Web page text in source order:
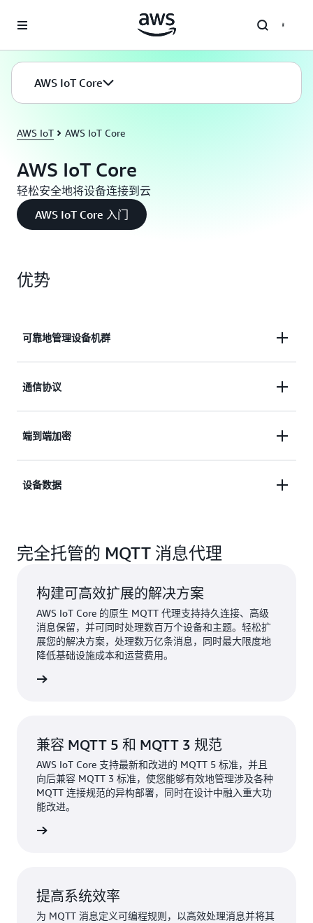
AWS IoT Core
AWS IoT AWS IoT Core
AWS IoT Core
轻松安全地将设备连接到云
AWS IoT Core 入门
优势
可靠地管理设备机群
和扩展您的设备机群。
通信协议
MQTT over WSS 和 LoRaWAN。
端到端加密
据。
设备数据
完全托管的 MQTT 消息代理
构建可高效扩展的解决方案
AWS IoT Core 的原生 MQTT 代理支持持久连接、高级
消息保留，并可同时处理数百万个设备和主题。轻松扩
展您的解决方案，处理数万亿条消息，同时最大限度地
降低基础设施成本和运营费用。
兼容 MQTT 5 和 MQTT 3 规范
AWS IoT Core 支持最新和改进的 MQTT 5 标准，并且
向后兼容 MQTT 3 标准，使您能够有效地管理涉及各种
MQTT 连接规范的异构部署，同时在设计中融入重大功
能改进。
提高系统效率
为 MQTT 消息定义可编程规则，以高效处理消息并将其